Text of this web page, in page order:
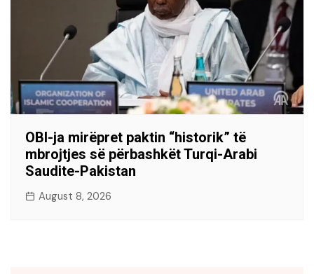
OBI-ja mirëpret paktin “historik” të
mbrojtjes së përbashkët Turqi-Arabi
Saudite-Pakistan
August 8, 2026